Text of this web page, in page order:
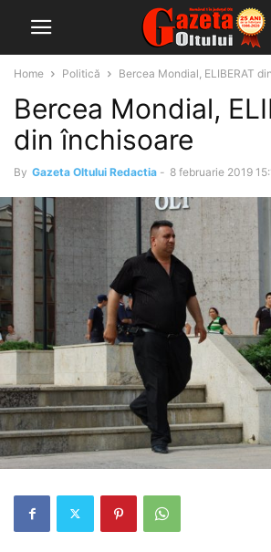
Home Politică Bercea Mondial, ELIBERAT
Bercea Mondial,
din închisoare
By Gazeta Oltului Redactia - 8 februarie 2019